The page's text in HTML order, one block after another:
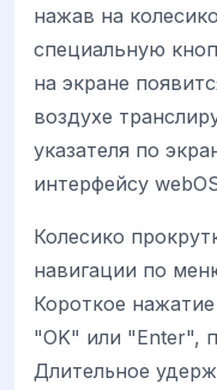
нажав на
специальную
на экране
воздухе
указателя по
интерфейсу
Колесико
навигации по
Короткое
"OK" или "Enter",
Длительное